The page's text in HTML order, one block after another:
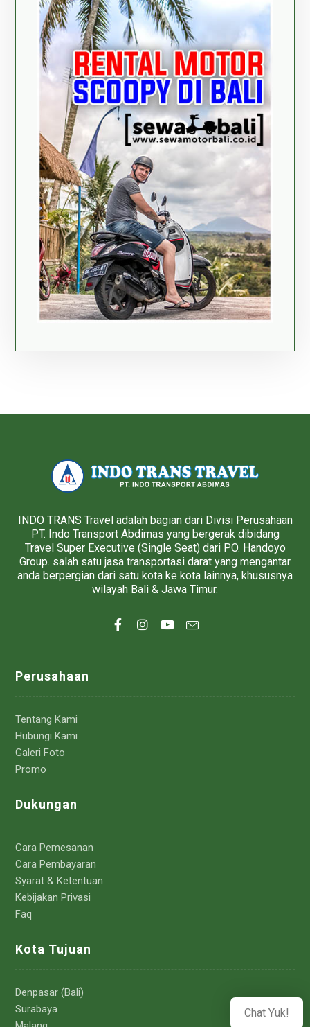
INDO TRANS Travel adalah bagian dari Divisi Perusahaan
PT. Indo Transport Abdimas yang bergerak dibidang
Travel Super Executive (Single Seat) dari PO. Handoyo
Group. salah satu jasa transportasi darat yang mengantar
anda berpergian dari satu kota ke kota lainnya, khususnya
wilayah Bali & Jawa Timur.
Perusahaan
Tentang Kami
Hubungi Kami
Galeri Foto
Promo
Dukungan
Cara Pemesanan
Cara Pembayaran
Syarat & Ketentuan
Kebijakan Privasi
Faq
Kota Tujuan
Denpasar (Bali)
Surabaya
Chat Yuk!